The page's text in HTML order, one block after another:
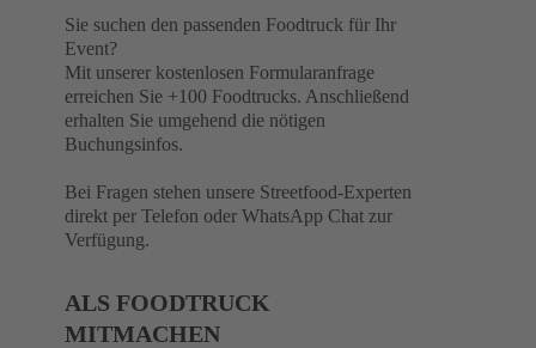
Sie suchen den passenden Foodtruck für Ihr
Event?
Mit unserer kostenlosen Formularanfrage
erreichen Sie +100 Foodtrucks. Anschließend
erhalten Sie umgehend die nötigen
Buchungsinfos.
Bei Fragen stehen unsere Streetfood-Experten
direkt per Telefon oder WhatsApp Chat zur
Verfügung.
ALS FOODTRUCK
MITMACHEN